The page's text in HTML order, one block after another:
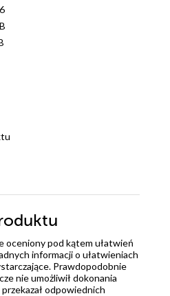
oceniony pod kątem ułatwień
informacji o ułatwieniach
Prawdopodobnie
nie umożliwił dokonania
odpowiednich